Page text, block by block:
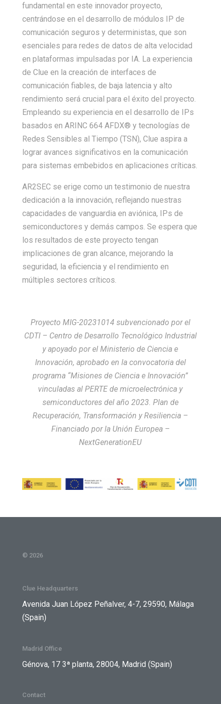
fundamental en este innovador proyecto,
centrándose en el desarrollo de módulos IP de
comunicación seguros y deterministas, que son
esenciales para redes de datos de alta velocidad
en plataformas impulsadas por IA. La experiencia
de Clue en la creación de interfaces de
comunicación fiables, de baja latencia y alto
rendimiento será crucial para el éxito del proyecto.
Empleando su experiencia en el desarrollo de IPs
basados en ARINC 664 AFDX® y tecnologías de
Redes Sensibles al Tiempo (TSN), Clue aspira a
lograr avances significativos en la comunicación
para sistemas embebidos en aplicaciones críticas.
AR2SEC se erige como un testimonio de nuestra
dedicación a la innovación, reflejando nuestras
capacidades de vanguardia en aviónica, IPs de
semiconductores y demás campos. Se espera que
los resultados de este proyecto tengan
implicaciones de gran alcance, mejorando la
seguridad, la eficiencia y el rendimiento en
múltiples sectores críticos.
Proyecto MIG-20231014 subvencionado por el
CDTI – Centro de Desarrollo Tecnológico Industrial
y apoyado por el Ministerio de Ciencia e
Innovación, aprobado en la convocatoria del
programa “Misiones de Ciencia e Innovación”
vinculadas al PERTE de microelectrónica y
semiconductores del año 2023. Plan de
Recuperación, Transformación y Resiliencia –
Financiado por la Unión Europea –
NextGenerationEU
© 2026
Clue Headquarters
Avenida Juan López Peñalver, 4-7, 29590, Málaga
(Spain)
Madrid Office
Génova, 17 3ª planta, 28004, Madrid (Spain)
Contact